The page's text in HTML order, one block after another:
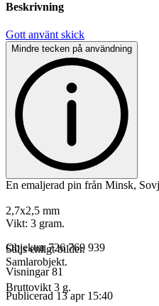
Beskrivning
Gott använt skick
Mindre tecken på användning
En emaljerad pin från Minsk,
2,7x2,5 mm
Vikt: 3 gram.
Säljs enligt bilder.
Samlarobjekt.
Bruttovikt 3 g.
Objektnr 726 769 939
Visningar 81
Publicerad 13 apr 15:40